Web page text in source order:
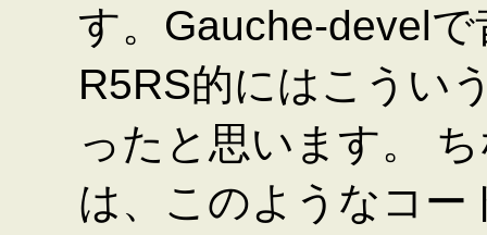
す。Gauche-devel
R5RS的にはこうい
ったと思います。
は、このようなコー